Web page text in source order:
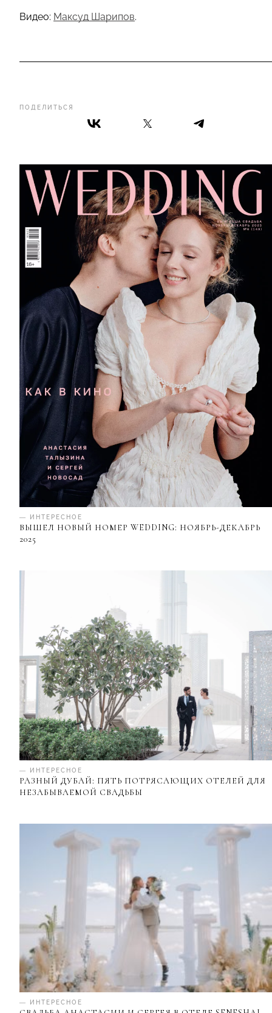
ПОДЕЛИТЬСЯ
— ИНТЕРЕСНОЕ
ВЫШЕЛ НОВЫЙ НОМЕР WEDDING: НОЯБРЬ-ДЕКАБРЬ
2025
— ИНТЕРЕСНОЕ
РАЗНЫЙ ДУБАЙ: ПЯТЬ ПОТРЯСАЮЩИХ ОТЕЛЕЙ ДЛЯ
НЕЗАБЫВАЕМОЙ СВАДЬБЫ
— ИНТЕРЕСНОЕ
Видео: Максуд Шарипов.